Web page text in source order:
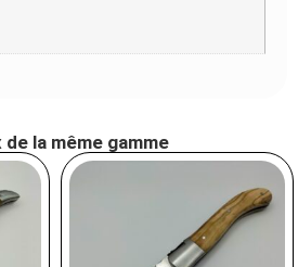
la même gamme